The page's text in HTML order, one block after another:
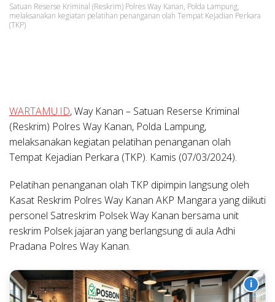
Satuan Reserse Kriminal (Reskrim) Polres Way Kanan, Polda Lampung,
melaksanakan kegiatan pelatihan penanganan olah Tempat Kejadian Perkara
(TKP)
WARTAMU.ID, Way Kanan – Satuan Reserse Kriminal
(Reskrim) Polres Way Kanan, Polda Lampung,
melaksanakan kegiatan pelatihan penanganan olah
Tempat Kejadian Perkara (TKP). Kamis (07/03/2024).
Pelatihan penanganan olah TKP dipimpin langsung oleh
Kasat Reskrim Polres Way Kanan AKP Mangara yang diikuti
personel Satreskrim Polsek Way Kanan bersama unit
reskrim Polsek jajaran yang berlangsung di aula Adhi
Pradana Polres Way Kanan.
i